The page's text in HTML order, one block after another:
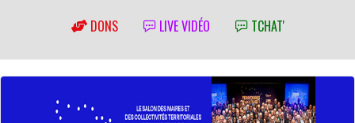
DONS LIVE VIDÉO TCHAT'